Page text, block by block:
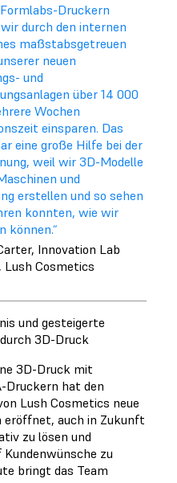
Formlabs-Druckern
durch den internen
maßstabsgetreuen
neuen
und
über 14 000
Wochen
einsparen. Das
eine große Hilfe bei der
weil wir 3D-Modelle
und
erstellen und so sehen
konnten, wie wir
können.“
Innovation Lab
Lush Cosmetics
und gesteigerte
3D-Druck
3D-Druck mit
Druckern hat den
Lush Cosmetics neue
eröffnet, auch in Zukunft
zu lösen und
zu
bringt das Team